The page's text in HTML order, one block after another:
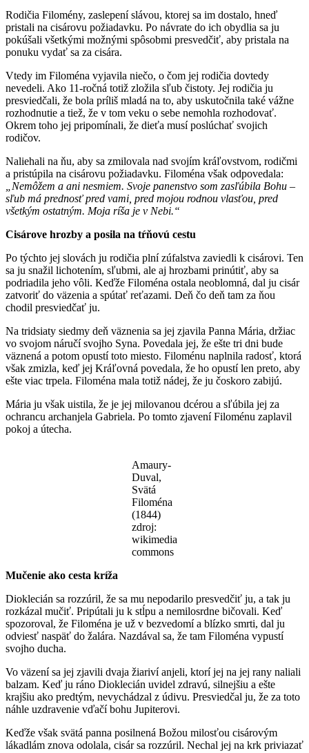
Rodičia Filomény, zaslepení slávou, ktorej sa im dostalo, hneď
pristali na cisárovu požiadavku. Po návrate do ich obydlia sa ju
pokúšali všetkými možnými spôsobmi presvedčiť, aby pristala na
ponuku vydať sa za cisára.
Vtedy im Filoména vyjavila niečo, o čom jej rodičia dovtedy
nevedeli. Ako 11-ročná totiž zložila sľub čistoty. Jej rodičia ju
presviedčali, že bola príliš mladá na to, aby uskutočnila také vážne
rozhodnutie a tiež, že v tom veku o sebe nemohla rozhodovať.
Okrem toho jej pripomínali, že dieťa musí poslúchať svojich
rodičov.
Naliehali na ňu, aby sa zmilovala nad svojím kráľovstvom, rodičmi
a pristúpila na cisárovu požiadavku. Filoména však odpovedala:
„Nemôžem a ani nesmiem. Svoje panenstvo som zasľúbila Bohu –
sľub má prednosť pred vami, pred mojou rodnou vlasťou, pred
všetkým ostatným. Moja ríša je v Nebi.“
Cisárove hrozby a posila na tŕňovú cestu
Po týchto jej slovách ju rodičia plní zúfalstva zaviedli k cisárovi. Ten
sa ju snažil lichotením, sľubmi, ale aj hrozbami prinútiť, aby sa
podriadila jeho vôli. Keďže Filoména ostala neoblomná, dal ju cisár
zatvoriť do väzenia a spútať reťazami. Deň čo deň tam za ňou
chodil presviedčať ju.
Na tridsiaty siedmy deň väznenia sa jej zjavila Panna Mária, držiac
vo svojom náručí svojho Syna. Povedala jej, že ešte tri dni bude
väznená a potom opustí toto miesto. Filoménu naplnila radosť, ktorá
však zmizla, keď jej Kráľovná povedala, že ho opustí len preto, aby
ešte viac trpela. Filoména mala totiž nádej, že ju čoskoro zabijú.
Mária ju však uistila, že je jej milovanou dcérou a sľúbila jej za
ochrancu archanjela Gabriela. Po tomto zjavení Filoménu zaplavil
pokoj a útecha.
Amaury-
Duval,
Svätá
Filoména
(1844)
zdroj:
wikimedia
commons
Mučenie ako cesta kríža
Dioklecián sa rozzúril, že sa mu nepodarilo presvedčiť ju, a tak ju
rozkázal mučiť. Pripútali ju k stĺpu a nemilosrdne bičovali. Keď
spozoroval, že Filoména je už v bezvedomí a blízko smrti, dal ju
odviesť naspäť do žalára. Nazdával sa, že tam Filoména vypustí
svojho ducha.
Vo väzení sa jej zjavili dvaja žiariví anjeli, ktorí jej na jej rany naliali
balzam. Keď ju ráno Dioklecián uvidel zdravú, silnejšiu a ešte
krajšiu ako predtým, nevychádzal z údivu. Presviedčal ju, že za toto
náhle uzdravenie vďačí bohu Jupiterovi.
Keďže však svätá panna posilnená Božou milosťou cisárovým
lákadlám znova odolala, cisár sa rozzúril. Nechal jej na krk priviazať